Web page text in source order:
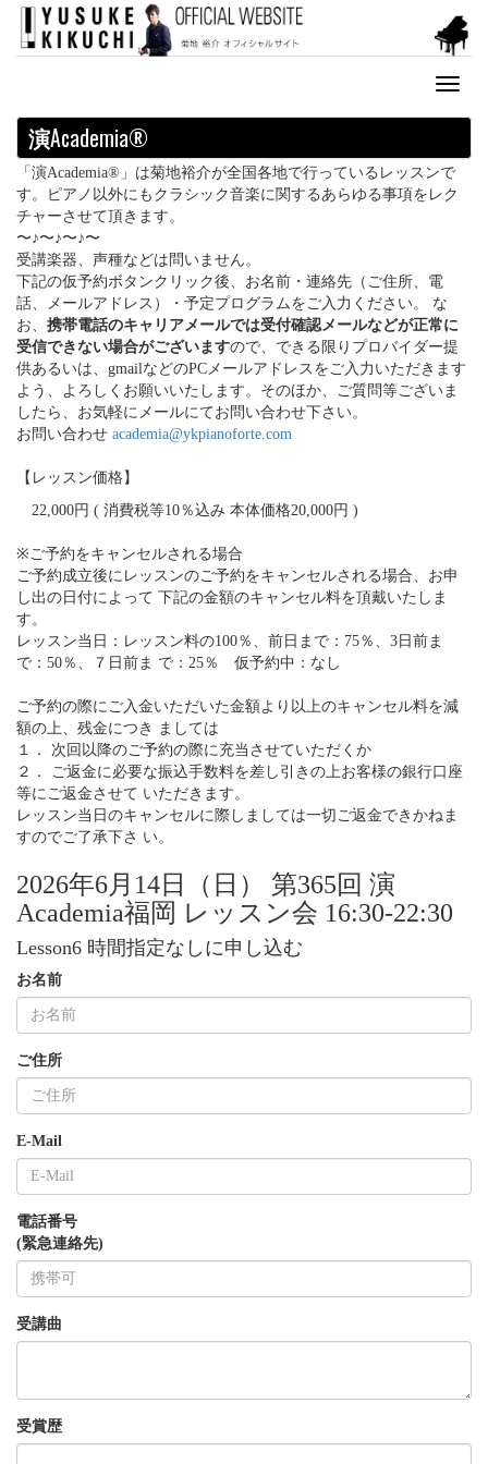
Toggle
演Academia®
「演Academia®」は菊地裕介が全国各地で行っているレッスンで
す。ピアノ以外にもクラシック音楽に関するあらゆる事項をレク
チャーさせて頂きます。
〜♪〜♪〜♪〜
受講楽器、声種などは問いません。
下記の仮予約ボタンクリック後、お名前・連絡先（ご住所、電
話、メールアドレス）・予定プログラムをご入力ください。 な
お、 携帯電話のキャリアメールでは受付確認メールなどが正常に
受信できない場合がございますので、できる限りプロバイダー提
供あるいは、gmailなどのPCメールアドレスをご入力いただきます
よう、よろしくお願いいたします。そのほか、ご質問等ございま
したら、お気軽にメールにてお問い合わせ下さい。
お問い合わせ academia@ykpianoforte.com
【レッスン価格】
22,000円 ( 消費税等10％込み 本体価格20,000円 )
※ご予約をキャンセルされる場合
ご予約成立後にレッスンのご予約をキャンセルされる場合、お申
し出の日付によって 下記の金額のキャンセル料を頂戴いたしま
す。
レッスン当日：レッスン料の100％、前日まで：75％、3日前ま
で：50％、７日前ま で：25％ 仮予約中：なし
ご予約の際にご入金いただいた金額より以上のキャンセル料を減
額の上、残金につき ましては
１． 次回以降のご予約の際に充当させていただくか
２． ご返金に必要な振込手数料を差し引きの上お客様の銀行口座
等にご返金させて いただきます。
レッスン当日のキャンセルに際しましては一切ご返金できかねま
すのでご了承下さ い。
2026年6月14日（日） 第365回 演
Academia福岡 レッスン会 16:30-22:30
Lesson6 時間指定なしに申し込む
お名前
ご住所
E-Mail
電話番号
(緊急連絡先)
受講曲
受賞歴